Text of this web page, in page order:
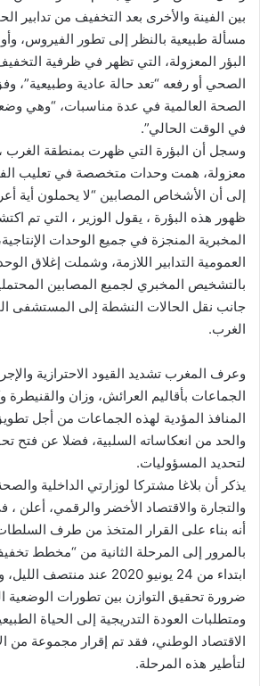
بين الفينة والأخرى بعد التخفيف من تدابير
مسألة طبيعية بالنظر إلى تطور الفيروس،
البؤر المعزولة، التي تظهر في ظرفية
الصحي أو رفعه “تعد حالة عادية وطبيعية”،
الصحة العالمية في عدة مناسبات، “وهي
في الوقت الحالي”.
وسجل أن البؤرة التي ظهرت بمنطقة الغرب ،
معزولة، همت وحدات متخصصة في تعليب
إلى أن الأشخاص المصابين “لا يحملون أية
ظهور هذه البؤرة ، يقول الوزير ، التي تم
المخبرية المنجزة في جميع الوحدات
العمومية التدابير اللازمة، وشملت إغلاق
بالتشخيص المخبري لجميع المصابين
جانب نقل الحالات النشطة إلى المستشفى
الغرب.
وعرف المغرب تشديد القيود الاحترازية
الجماعات بأقاليم العرائش، وزان والقنيطرة
المنافذ المؤدية لهذه الجماعات من أجل
والحد من انعكاساته السلبية، فضلا عن فتح
لتحديد المسؤوليات.
يذكر أن بلاغا مشتركا لوزارتي الداخلية
والتجارة والاقتصاد الأخضر والرقمي، أعلن
أنه بناء على القرار المتخذ من طرف
بالمرور إلى المرحلة الثانية من “مخطط
ابتداء من 24 يونيو 2020 عند
ضرورة تحقيق التوازن بين تطورات الوضعية
ومتطلبات العودة التدريجية إلى الحياة
الاقتصاد الوطني، فقد تم إقرار مجموعة من
لتأطير هذه المرحلة.